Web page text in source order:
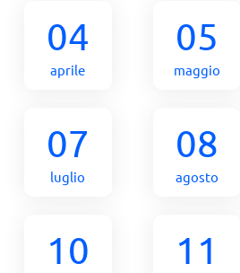
04
aprile
05
maggio
07
luglio
08
agosto
10 11